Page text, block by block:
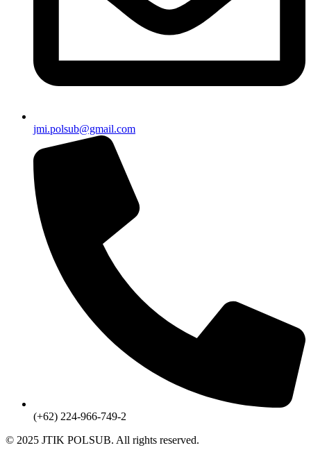
jmi.polsub@gmail.com
(+62) 224-966-749-2
© 2025 JTIK POLSUB. All rights reserved.